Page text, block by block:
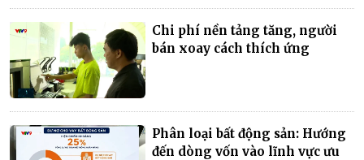
Chi phí nền tảng tăng, người
bán xoay cách thích ứng
Phân loại bất động sản: Hướng
đến dòng vốn vào lĩnh vực ưu